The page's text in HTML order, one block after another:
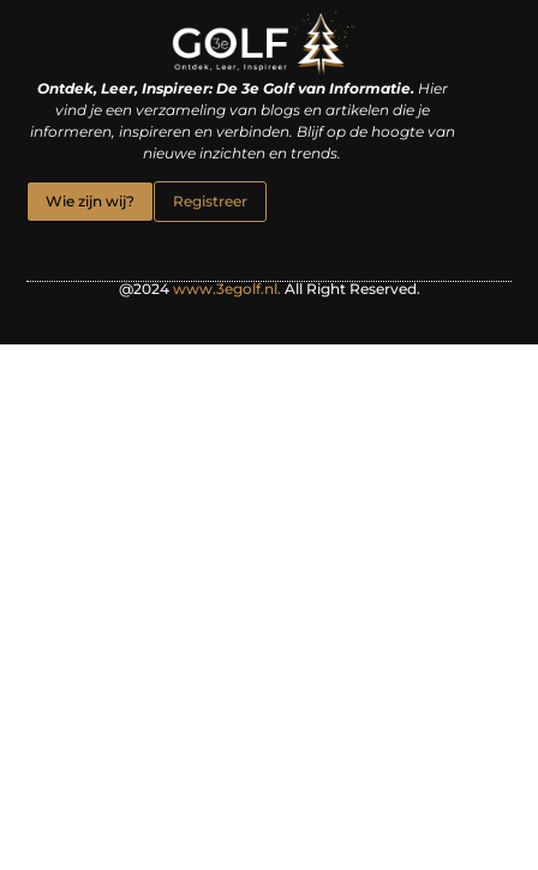
Ontdek, Leer, Inspireer: De 3e Golf van Informatie.Hier
vind je een verzameling van blogs en artikelen die je
informeren, inspireren en verbinden. Blijf op de hoogte van
nieuwe inzichten en trends.
Wie zijn wij? Registreer
@2024www.3egolf.nl.All Right Reserved.